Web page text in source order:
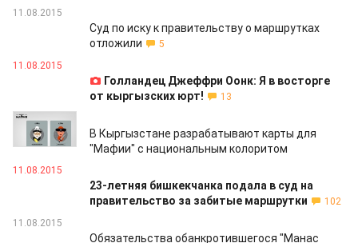
11.08.2015
Суд по иску к правительству о маршрутках
отложили
5
11.08.2015
Голландец Джеффри Оонк: Я в восторге
от кыргызских юрт!
13
11.08.2015
В Кыргызстане разрабатывают карты для
"Мафии" с национальным колоритом
11.08.2015
23-летняя бишкекчанка подала в суд на
правительство за забитые маршрутки
102
11.08.2015
Обязательства обанкротившегося "Манас